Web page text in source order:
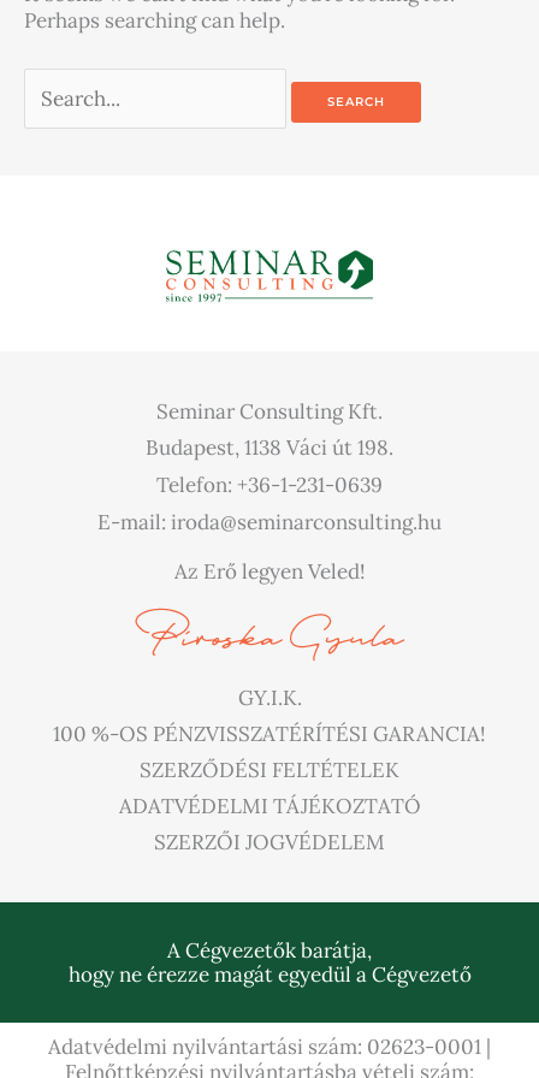
Perhaps searching can help.
Seminar Consulting Kft.
Budapest, 1138 Váci út 198.
Telefon: +36-1-231-0639
E-mail: iroda@seminarconsulting.hu
Az Erő legyen Veled!
GY.I.K.
100 %-OS PÉNZVISSZATÉRÍTÉSI GARANCIA!
SZERZŐDÉSI FELTÉTELEK
ADATVÉDELMI TÁJÉKOZTATÓ
SZERZŐI JOGVÉDELEM
A Cégvezetők barátja,
hogy ne érezze magát egyedül a Cégvezető
Adatvédelmi nyilvántartási szám: 02623-0001 |
Felnőttképzési nyilvántartásba vételi szám: